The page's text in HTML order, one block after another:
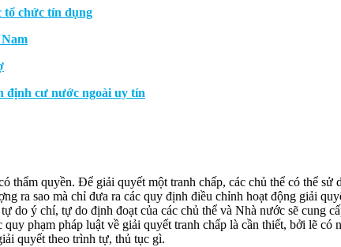
tổ chức tín dụng
định cư nước ngoài uy tín
thẩm quyền. Để giải quyết một tranh chấp, các chủ thể có thể
ra sao mà chỉ đưa ra các quy định điều chỉnh hoạt động giải
do ý chí, tự do định đoạt của các chủ thể và Nhà nước sẽ cung
phạm pháp luật về giải quyết tranh chấp là cần thiết, bởi lẽ
quyết theo trình tự, thủ tục gì.